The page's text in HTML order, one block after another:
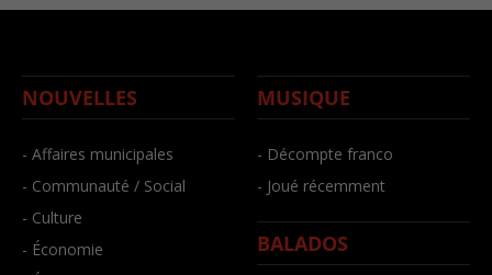
NOUVELLES
- Affaires municipales
- Communauté / Social
- Culture
- Économie
MUSIQUE
- Décompte franco
- Joué récemment
BALADOS